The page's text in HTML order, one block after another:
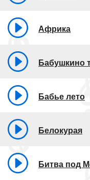
Африка
Бабушкино
Бабье лето
Белокурая
Битва под